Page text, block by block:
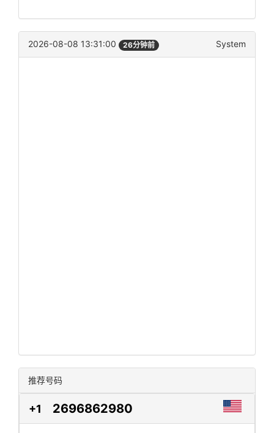
2026-08-08 13:31:00 26分钟前 System
推荐号码
+1 2696862980